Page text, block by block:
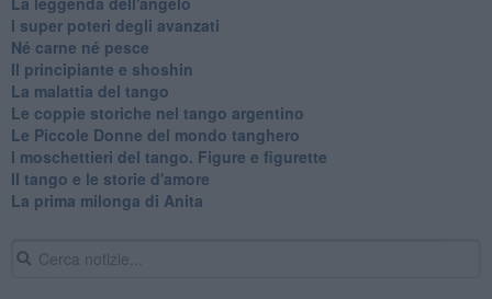
I super poteri degli avanzati
​Né carne né pesce
Il principiante e shoshin
La malattia del tango
Le coppie storiche nel tango argentino
​Le Piccole Donne del mondo tanghero
I moschettieri del tango. Figure e figurette
Il tango e le storie d'amore
​La prima milonga di Anita